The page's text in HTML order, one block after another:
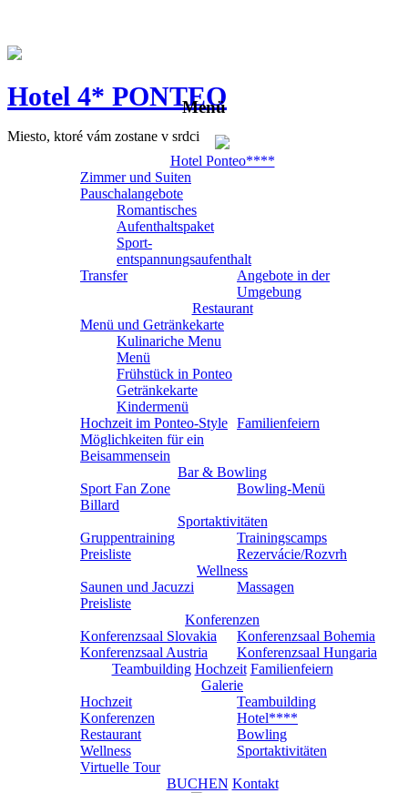
Hotel 4* PONTEO
Miesto, ktoré vám zostane v srdci
Menü
Hotel Ponteo****
Zimmer und Suiten
Pauschalangebote
Romantisches
Aufenthaltspaket
Sport-
entspannungsaufenthalt
Transfer
Angebote in der
Umgebung
Restaurant
Menü und Getränkekarte
Kulinariche Menu
Menü
Frühstück in Ponteo
Getränkekarte
Kindermenü
Hochzeit im Ponteo-Style Familienfeiern
Möglichkeiten für ein
Beisammensein
Bar & Bowling
Sport Fan Zone
Bowling-Menü
Billard
Sportaktivitäten
Gruppentraining
Trainingscamps
Preisliste
Rezervácie/Rozvrh
Wellness
Saunen und Jacuzzi
Massagen
Preisliste
Konferenzen
Konferenzsaal Slovakia
Konferenzsaal Bohemia
Konferenzsaal Austria
Konferenzsaal Hungaria
Teambuilding Hochzeit Familienfeiern
Galerie
Hochzeit
Teambuilding
Konferenzen
Hotel****
Restaurant
Bowling
Wellness
Sportaktivitäten
Virtuelle Tour
BUCHEN Kontakt